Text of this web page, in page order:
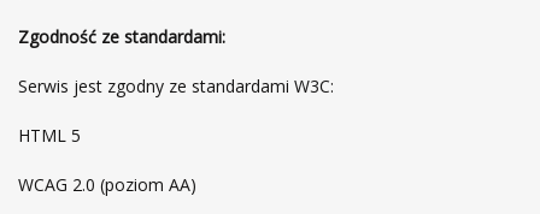
Zgodność ze standardami:
Serwis jest zgodny ze standardami W3C:
HTML 5
WCAG 2.0 (poziom AA)